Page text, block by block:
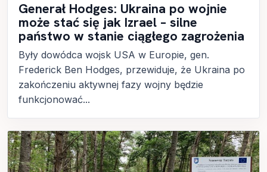
Generał Hodges: Ukraina po wojnie
może stać się jak Izrael – silne
państwo w stanie ciągłego zagrożenia
Były dowódca wojsk USA w Europie, gen.
Frederick Ben Hodges, przewiduje, że Ukraina po
zakończeniu aktywnej fazy wojny będzie
funkcjonować...